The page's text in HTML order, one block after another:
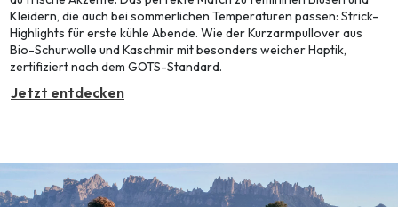
Kleidern, die auch bei sommerlichen Temperaturen passen: Strick-
Highlights für erste kühle Abende. Wie der Kurzarmpullover aus
Bio-Schurwolle und Kaschmir mit besonders weicher Haptik,
zertifiziert nach dem GOTS-Standard.
Jetzt entdecken